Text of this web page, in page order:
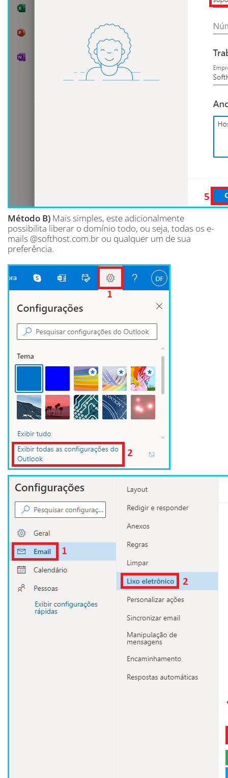
Método B) Mais simples, este adicionalmente
possibilita liberar o domínio todo, ou seja, todas os e-
mails @softhost.com.br ou qualquer um de sua
preferência.